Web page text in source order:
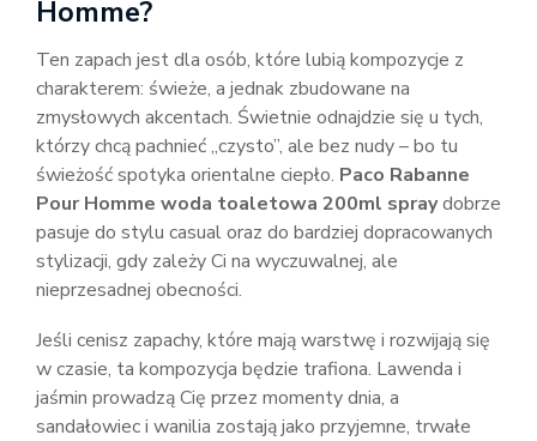
Homme?
Ten zapach jest dla osób, które lubią kompozycje z
charakterem: świeże, a jednak zbudowane na
zmysłowych akcentach. Świetnie odnajdzie się u tych,
którzy chcą pachnieć „czysto”, ale bez nudy – bo tu
świeżość spotyka orientalne ciepło. Paco Rabanne
Pour Homme woda toaletowa 200ml spraydobrze
pasuje do stylu casual oraz do bardziej dopracowanych
stylizacji, gdy zależy Ci na wyczuwalnej, ale
nieprzesadnej obecności.
Jeśli cenisz zapachy, które mają warstwę i rozwijają się
w czasie, ta kompozycja będzie trafiona. Lawenda i
jaśmin prowadzą Cię przez momenty dnia, a
sandałowiec i wanilia zostają jako przyjemne, trwałe